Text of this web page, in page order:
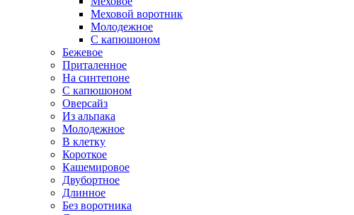
Меховой воротник
Молодежное
С капюшоном
Бежевое
Приталенное
На синтепоне
С капюшоном
Оверсайз
Из альпака
Молодежное
В клетку
Короткое
Кашемировое
Двубортное
Длинное
Без воротника